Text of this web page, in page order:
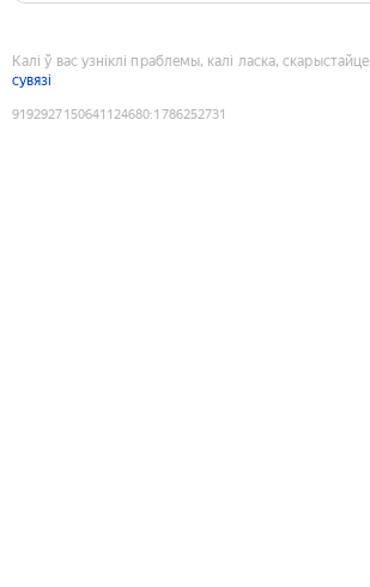
Калі ў вас узніклі праблемы, калі ласка, скарыстайце
сувязі
9192927150641124680:1786252731